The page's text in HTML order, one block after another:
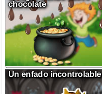
chocolate
Un enfado incontrolable